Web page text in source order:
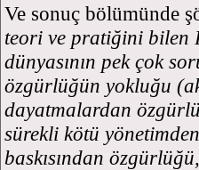
Ve sonuç bölümünde
teori ve pratiğini bilen
dünyasının pek çok
özgürlüğün yokluğu
dayatmalardan
sürekli kötü
baskısından